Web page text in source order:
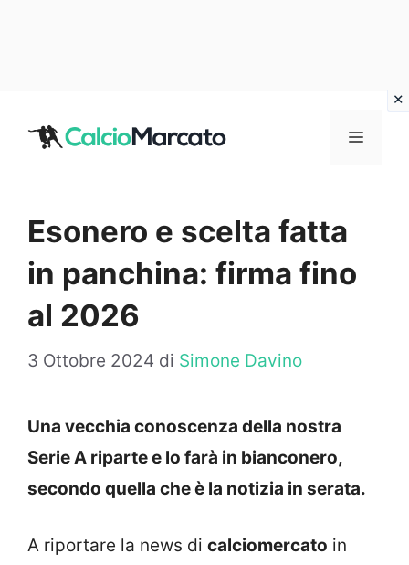
MENU
Esonero e scelta fatta
in panchina: firma fino
al 2026
3 Ottobre 2024 di Simone Davino
Una vecchia conoscenza della nostra
Serie A riparte e lo farà in bianconero,
secondo quella che è la notizia in serata.
A riportare la news di calciomercato in